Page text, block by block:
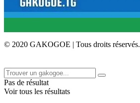
© 2020 GAKOGOE | Tous droits réservés.
Pas de résultat
Voir tous les résultats